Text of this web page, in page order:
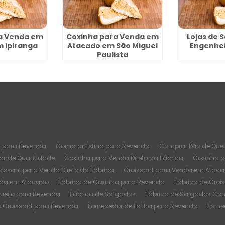
Venda em
Ipiranga
Coxinha para Venda em
Atacado em São Miguel
Paulista
Lojas de
Revenda Comprar Esfiha para Revenda Comprar Pão de
Quantidade Coxinha para Venda Direto da Fábrica
Coxinha
para Venda Direto da Fábrica Croissant para Venda em
em Atacado Fábrica de Coxinha para Revenda
Fábrica de
para Revenda Fábrica de Salgados Fábrica de Salgados
Croissant para Revenda Fornecedor de Esfiha para Revenda